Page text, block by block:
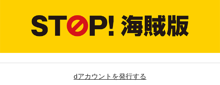
dアカウントを発行する